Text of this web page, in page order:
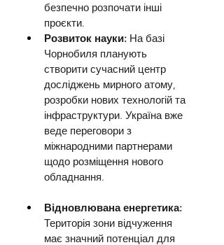
безпечно розпочати інші
проєкти.
Розвиток науки: На базі
Чорнобиля планують
створити сучасний центр
досліджень мирного атому,
розробки нових технологій та
інфраструктури. Україна вже
веде переговори з
міжнародними партнерами
щодо розміщення нового
обладнання.
Відновлювана енергетика:
Територія зони відчуження
має значний потенціал для